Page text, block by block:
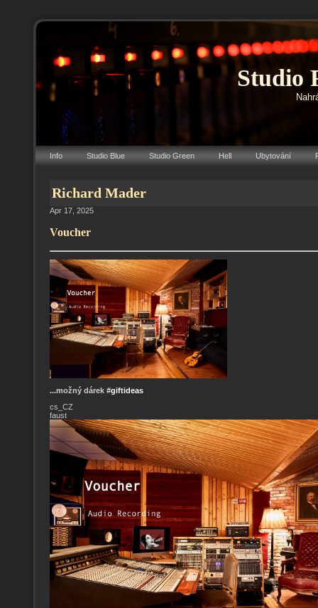
Studio
Info Studio Blue Studio Green Hell Ubytování
Richard Mader
Apr 17, 2025
Voucher
...možný dárek #giftideas
cs_CZ
faust